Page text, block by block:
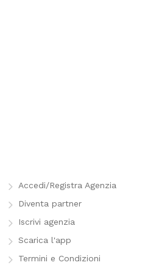
Accedi/Registra Agenzia
Diventa partner
Iscrivi agenzia
Scarica l'app
Termini e Condizioni